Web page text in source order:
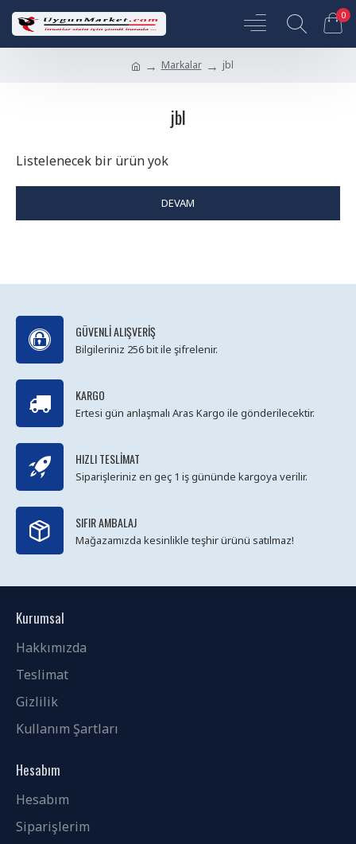
0
Markalar jbl
jbl
Listelenecek bir ürün yok
DEVAM
GÜVENLI ALIŞVERIŞ
Bilgileriniz 256 bit ile şifrelenir.
KARGO
Ertesi gün anlaşmalı Aras Kargo ile gönderilecektir.
HIZLI TESLIMAT
Siparişleriniz en geç 1 iş gününde kargoya verilir.
SIFIR AMBALAJ
Mağazamızda kesinlikle teşhir ürünü satılmaz!
Kurumsal
Hakkımızda
Teslimat
Gizlilik
Kullanım Şartları
Hesabım
Hesabım
Siparişlerim